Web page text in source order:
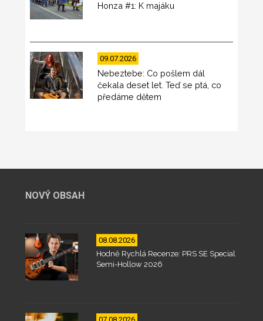
Honza #1: K majáku
09.07.2026
Nebeztebe: Co pošlem dál
čekala deset let. Teď se ptá, co
předáme dětem
NOVÝ OBSAH
08.08.2026
Hodně Rychlá Recenze: PRS SE Special
Semi-Hollow 2026